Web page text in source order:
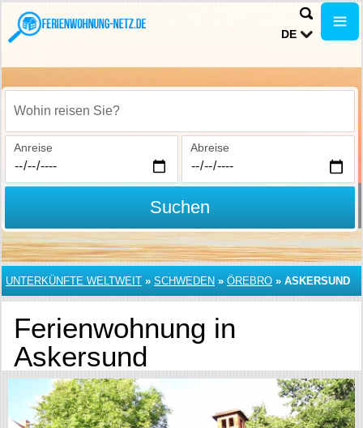
DE
Wohin reisen Sie?
Anreise Abreise
Suchen
UNTERKÜNFTE WELTWEIT » SCHWEDEN » ÖREBRO » ASKERSUND
Ferienwohnung in
Askersund